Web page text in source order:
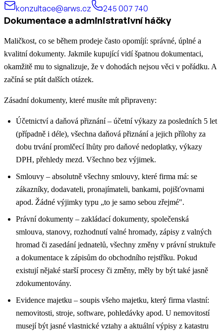
konzultace@arws.cz
245 007 740
Dokumentace a administrativní háčky
Maličkost, co se během prodeje často opomíjí: správné, úplné a
kvalitní dokumenty. Jakmile kupující vidí špatnou dokumentaci,
okamžitě mu to signalizuje, že v dohodách nejsou věci v pořádku. A
začíná se ptát dalších otázek.
Zásadní dokumenty, které musíte mít připraveny:
Účetnictví a daňová přiznání – účetní výkazy za posledních 5 let
(případně i déle), všechna daňová přiznání a jejich přílohy za
dobu trvání promlčecí lhůty pro daňové nedoplatky, výkazy
DPH, přehledy mezd. Všechno bez výjimek.
Smlouvy – absolutně všechny smlouvy, které firma má: se
zákazníky, dodavateli, pronajímateli, bankami, pojišťovnami
apod. Žádné výjimky typu „to je samo sebou zřejmé".
Právní dokumenty – zakládací dokumenty, společenská
smlouva, stanovy, rozhodnutí valné hromady, zápisy z valných
hromad či zasedání jednatelů, všechny změny v právní struktuře
a dokumentace k zápisům do obchodního rejstříku. Pokud
existují nějaké starší procesy či změny, měly by být také jasně
zdokumentovány.
Evidence majetku – soupis všeho majetku, který firma vlastní:
nemovitosti, stroje, software, pohledávky apod. U nemovitostí
musejí být jasné vlastnické vztahy a aktuální výpisy z katastru